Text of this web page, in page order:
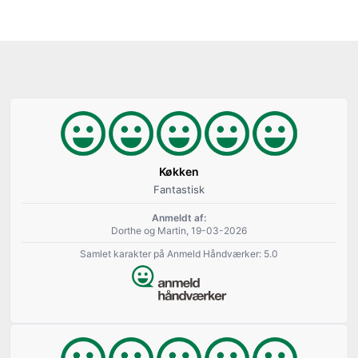
Køkken
Fantastisk
Anmeldt af:
Dorthe og Martin, 19-03-2026
Samlet karakter på Anmeld Håndværker: 5.0